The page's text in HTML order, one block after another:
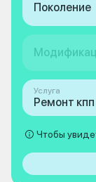
Поколение
Услуга
Ремонт кпп
Чтобы